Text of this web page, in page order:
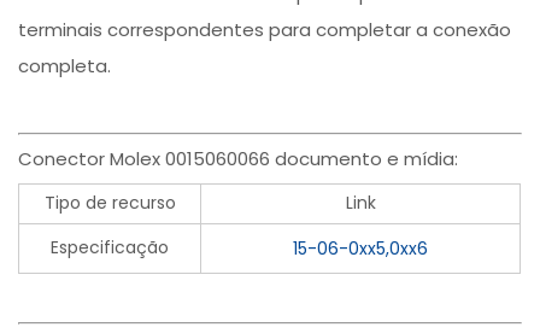
terminais correspondentes para completar a conexão
completa.
Conector Molex 0015060066 documento e mídia:
Tipo de recurso
Link
Especificação
15-06-0xx5,0xx6